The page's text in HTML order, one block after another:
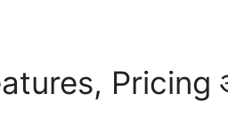
Pricing